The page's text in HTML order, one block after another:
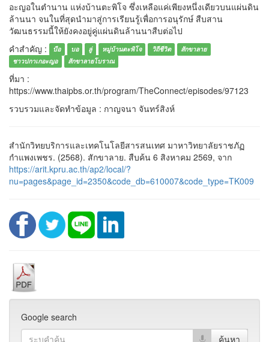
อะญอในตำนาน แห่งบ้านตะพิโจ ซึ่งเหลือแค่เพียงหนึ่งเดียวบนแผ่นดิน
ล้านนา จนในที่สุดนำมาสู่การเรียนรู้เพื่อการอนุรักษ์ สืบสาน
วัฒนธรรมนี้ให้ยังคงอยู่คู่แผ่นดินล้านนาสืบต่อไป
คำสำคัญ :
บือ บอ ลู่ หมู่บ้านตะพิโจ วิถีชีวิต
สักขาลาย
ชาวปกาเกอะญอ
สักขาลายโบราณ
ที่มา :
https://www.thaipbs.or.th/program/TheConnect/episodes/97123
รวบรวมและจัดทำข้อมูล : กาญจนา จันทร์สิงห์
สำนักวิทยบริการและเทคโนโลยีสารสนเทศ มาหาวิทยาลัยราชภัฏ
กำแพงเพชร. (2568). สักขาลาย. สืบค้น 6 สิงหาคม 2569, จาก
https://arit.kpru.ac.th/ap2/local/?
nu=pages&page_id=2350&code_db=610007&code_type=TK009
Google search